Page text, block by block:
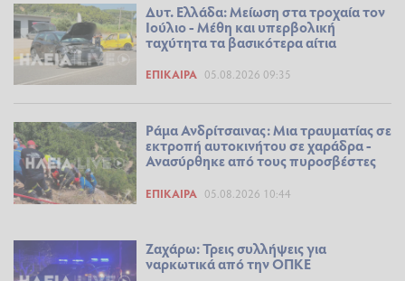
Δυτ. Ελλάδα: Μείωση στα τροχαία τον
Ιούλιο - Μέθη και υπερβολική
ταχύτητα τα βασικότερα αίτια
ΕΠΊΚΑΙΡΑ 05.08.2026 09:35
Ράμα Ανδρίτσαινας: Μια τραυματίας σε
εκτροπή αυτοκινήτου σε χαράδρα -
Ανασύρθηκε από τους πυροσβέστες
ΕΠΊΚΑΙΡΑ 05.08.2026 10:44
Ζαχάρω: Τρεις συλλήψεις για
ναρκωτικά από την ΟΠΚΕ